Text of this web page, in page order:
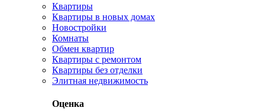
Квартиры
Квартиры в новых домах
Новостройки
Комнаты
Обмен квартир
Квартиры с ремонтом
Квартиры без отделки
Элитная недвижимость
Оценка